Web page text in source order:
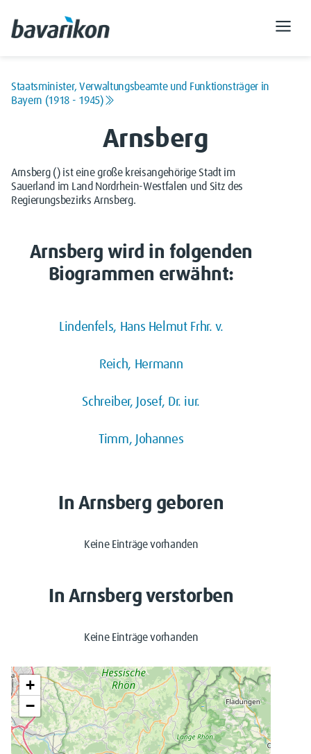
Staatsminister, Verwaltungsbeamte und Funktionsträger in
Bayern (1918 - 1945)
Arnsberg
Arnsberg () ist eine große kreisangehörige Stadt im
Sauerland im Land Nordrhein-Westfalen und Sitz des
Regierungsbezirks Arnsberg.
Arnsberg wird in folgenden
Biogrammen erwähnt:
Lindenfels, Hans Helmut Frhr. v.
Reich, Hermann
Schreiber, Josef, Dr. iur.
Timm, Johannes
In Arnsberg geboren
Keine Einträge vorhanden
In Arnsberg verstorben
Keine Einträge vorhanden
+
−